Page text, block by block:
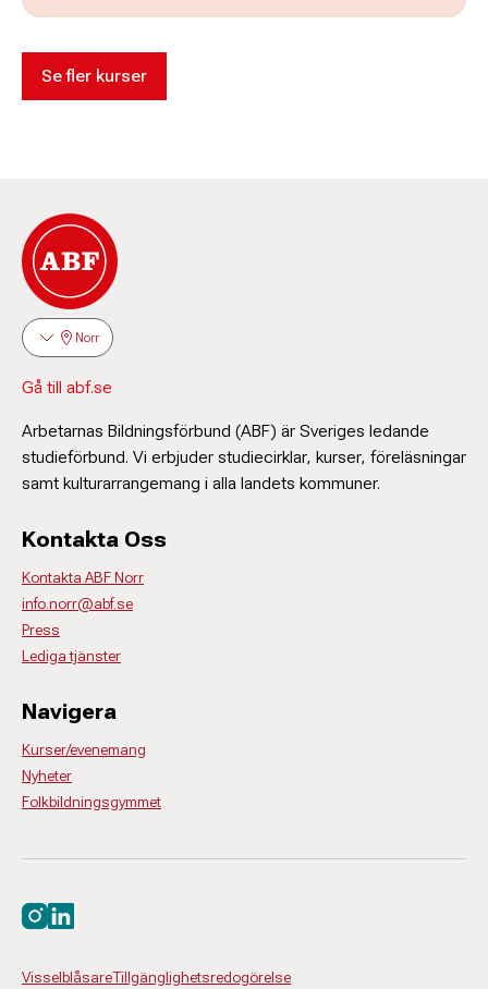
Se fler kurser
Norr
Gå till abf.se
Arbetarnas Bildningsförbund (ABF) är Sveriges ledande
studieförbund. Vi erbjuder studiecirklar, kurser, föreläsningar
samt kulturarrangemang i alla landets kommuner.
Kontakta Oss
Kontakta ABF Norr
info.norr@abf.se
Press
Lediga tjänster
Navigera
Kurser/evenemang
Nyheter
Folkbildningsgymmet
VisselblåsareTillgänglighetsredogörelse
Besök oss på instagram
Besök oss på linkedin